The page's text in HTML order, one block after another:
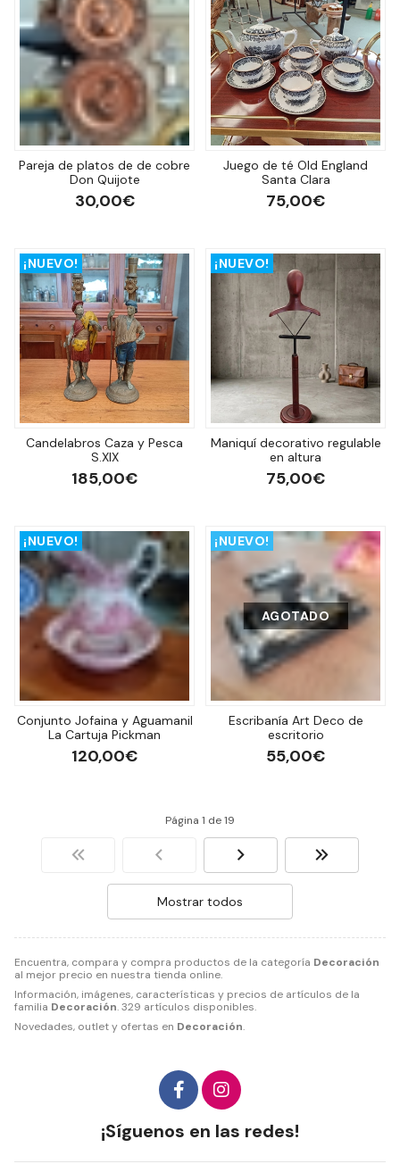
Encuentra, compara y compra productos de la categoría Decoración
al mejor precio en nuestra tienda online.
Información, imágenes, características y precios de artículos de la
familia Decoración. 329 artículos disponibles.
Novedades, outlet y ofertas en Decoración.
Pareja de platos de de cobre
Don Quijote
30,00€
Juego de té Old England
Santa Clara
75,00€
¡NUEVO!
Candelabros Caza y Pesca
S.XIX
185,00€
¡NUEVO!
Maniquí decorativo regulable
en altura
75,00€
¡NUEVO!
Conjunto Jofaina y Aguamanil
La Cartuja Pickman
120,00€
¡NUEVO!
AGOTADO
Escribanía Art Deco de
escritorio
55,00€
Página 1 de 19
Mostrar todos
¡Síguenos en las redes!